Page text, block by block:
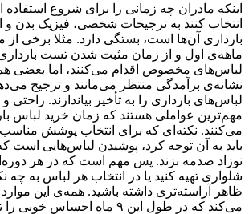
اینکه مادران چه زمانی را برای شروع استفاده
انتخاب کنند به ترجیحات شخصی، فیزیک بدن و
بارداری آن‌ها است، بستگی دارد. مثلا برخی از
ماهه‌ی اول و از زمان مثبت شدن تست
لباس‌های مخصوص اقدام می‌کنند، اما بعضی
نشانه‌ی برآمدگی منتظر می‌مانند و ترجیح
لباس‌های بارداری را به تأخیر بیاندازند. راحتی
مهم‌ترین عواملی هستند که زمان خرید لباس
می‌کنند. نکته‌ای که برای انتخاب پوشش مناسب
باید به آن توجه کرد، پوشیدن لباس‌هایی است
نوزاد صدمه نزند. پس مهم است که در هر
شلواری تهیه کنید یا در انتخاب هر لباس به چه
ظاهر آراسته‌تری داشته باشید. همه‌ی این
می‌کند که در طول این ۹ ماه احساس خوبی را تجربه کنید.